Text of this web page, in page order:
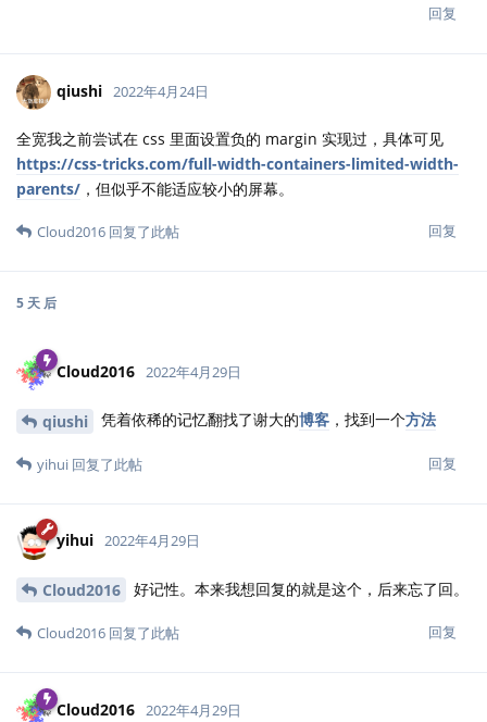
回复
qiushi 2022年4月24日
全宽我之前尝试在 css 里面设置负的 margin 实现过，具体可见
https://css-tricks.com/full-width-containers-limited-width-
parents/ ，但似乎不能适应较小的屏幕。
回复
Cloud2016 回复了此帖
5 天 后
Cloud2016 2022年4月29日
qiushi 凭着依稀的记忆翻找了谢大的博客 ，找到一个方法
回复
yihui 回复了此帖
yihui 2022年4月29日
Cloud2016 好记性。本来我想回复的就是这个，后来忘了回。
回复
Cloud2016 回复了此帖
Cloud2016 2022年4月29日